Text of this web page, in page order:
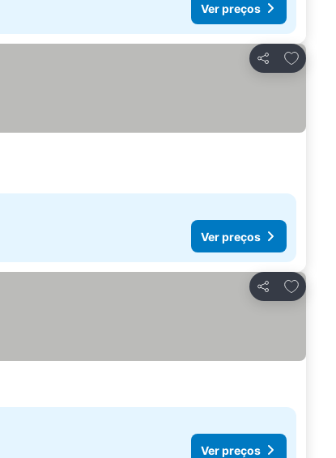
Ver preços
Partilhar
Ver preços
Partilhar
Ver preços